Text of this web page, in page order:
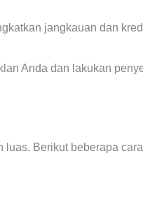
jangkauan dan
Anda dan lakukan
luas. Berikut beberapa